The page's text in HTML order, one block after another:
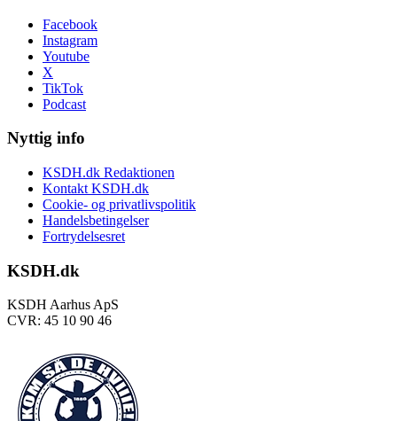
Facebook
Instagram
Youtube
X
TikTok
Podcast
Nyttig info
KSDH.dk Redaktionen
Kontakt KSDH.dk
Cookie- og privatlivspolitik
Handelsbetingelser
Fortrydelsesret
KSDH.dk
KSDH Aarhus ApS
CVR: 45 10 90 46